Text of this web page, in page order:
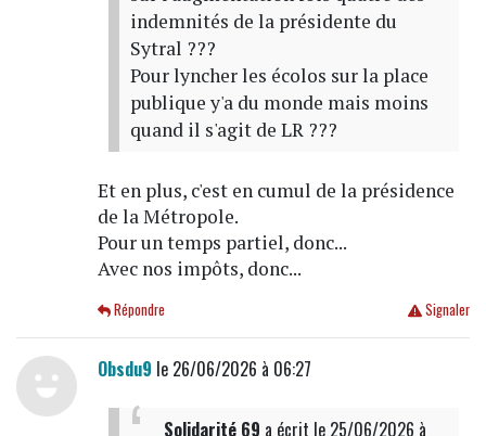
indemnités de la présidente du
Sytral ???
Pour lyncher les écolos sur la place
publique y'a du monde mais moins
quand il s'agit de LR ???
Et en plus, c'est en cumul de la présidence
de la Métropole.
Pour un temps partiel, donc...
Avec nos impôts, donc...
Signaler
Répondre
Obsdu9 le 26/06/2026 à 06:27
Solidarité 69 a écrit le 25/06/2026 à